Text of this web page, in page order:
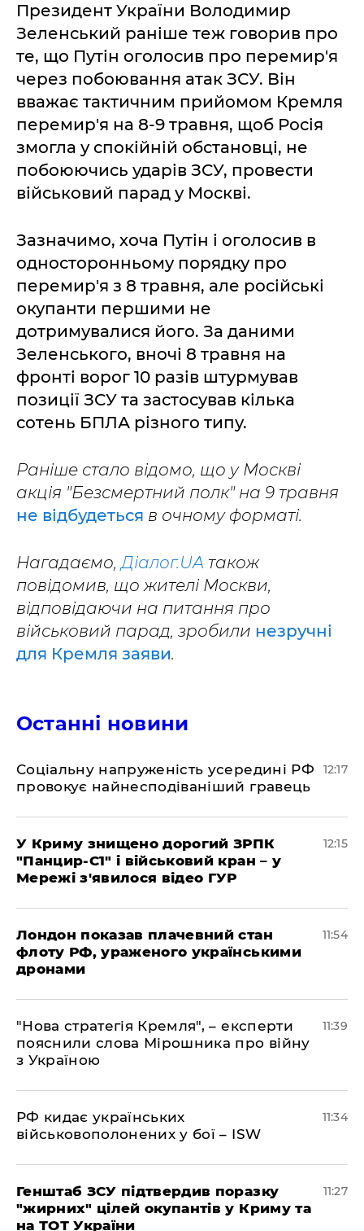
Президент України Володимир
Зеленський раніше теж говорив про
те, що Путін оголосив про перемир'я
через побоювання атак ЗСУ. Він
вважає тактичним прийомом Кремля
перемир'я на 8-9 травня, щоб Росія
змогла у спокійній обстановці, не
побоюючись ударів ЗСУ, провести
військовий парад у Москві.
Зазначимо, хоча Путін і оголосив в
односторонньому порядку про
перемир'я з 8 травня, але російські
окупанти першими не
дотримувалися його. За даними
Зеленського, вночі 8 травня на
фронті ворог 10 разів штурмував
позиції ЗСУ та застосував кілька
сотень БПЛА різного типу.
Раніше стало відомо, що у Москві
акція "Безсмертний полк" на 9 травня
не відбудеться в очному форматі.
Нагадаємо,Діалог.UA також
повідомив, що жителі Москви,
відповідаючи на питання про
військовий парад, зробили незручні
для Кремля заяви.
Останні новини
Соціальну напруженість усередині РФ
провокує найнесподіваніший гравець
12:17
У Криму знищено дорогий ЗРПК
"Панцир-С1" і військовий кран – у
Мережі з'явилося відео ГУР
12:15
Лондон показав плачевний стан
флоту РФ, ураженого українськими
дронами
11:54
"Нова стратегія Кремля", – експерти
пояснили слова Мірошника про війну
з Україною
11:39
РФ кидає українських
військовополонених у бої – ISW
11:34
Генштаб ЗСУ підтвердив поразку
"жирних" цілей окупантів у Криму та
на ТОТ України
11:27